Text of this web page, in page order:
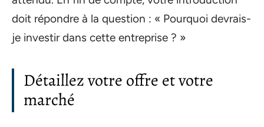
doit répondre à la question : « Pourquoi devrais-
je investir dans cette entreprise ? »
Détaillez votre offre et votre
marché